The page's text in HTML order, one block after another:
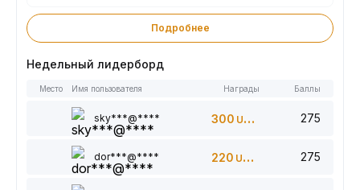
Подробнее
Недельный лидерборд
Место Имя пользователя Награды Баллы
sky***@**** 300 USDT 275
dor***@**** 220 USDT 275